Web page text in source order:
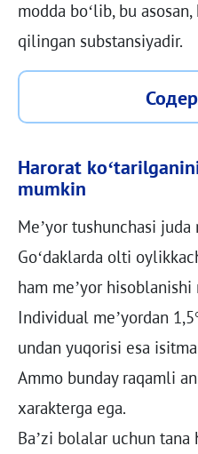
modda bo‘lib, bu
qilingan substansiyadir.
Harorat
mumkin
Me’yor tushunchasi juda
Go‘daklarda olti
ham me’yor hisoblanishi
Individual me’yordan
undan yuqorisi esa
Ammo bunday raqamli
xarakterga ega.
Ba’zi bolalar uchun